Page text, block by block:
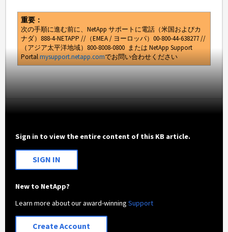
重要：
次の手順に進む前に、NetApp サポートに電話（米国およびカ
ナダ）888-4-NETAPP //（EMEA / ヨーロッパ）00-800-44-638277 //
（アジア太平洋地域）800-8008-0800 または NetApp Support
Portalmysupport.netapp.comでお問い合わせください
Sign in to view the entire content of this KB article.
SIGN IN
New to NetApp?
Learn more about our award-winningSupport
Create Account